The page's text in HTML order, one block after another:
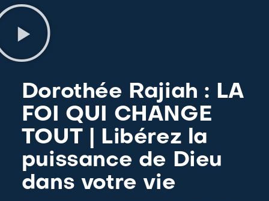
Dorothée Rajiah : LA
FOI QUI CHANGE
TOUT | Libérez la
puissance de Dieu
dans votre vie